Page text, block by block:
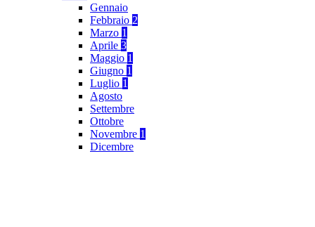
Gennaio
Febbraio 2
Marzo 1
Aprile 3
Maggio 1
Giugno 1
Luglio 1
Agosto
Settembre
Ottobre
Novembre 1
Dicembre